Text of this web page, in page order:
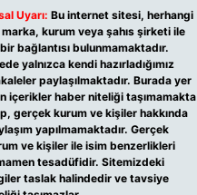
Uyarı: Bu internet sitesi, herhangi
kurum veya şahıs şirketi ile
bağlantısı bulunmamaktadır.
yalnızca kendi hazırladığımız
paylaşılmaktadır. Burada yer
içerikler haber niteliği taşımamakta
gerçek kurum ve kişiler hakkında
yapılmamaktadır. Gerçek
ve kişiler ile isim benzerlikleri
tesadüfidir. Sitemizdeki
taslak halindedir ve tavsiye